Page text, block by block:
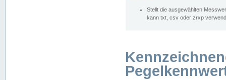
Stellt die ausgewählten
kann txt, csv oder zrxp